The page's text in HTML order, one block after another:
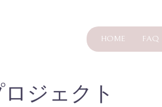
HOME FAQ
ジェクト